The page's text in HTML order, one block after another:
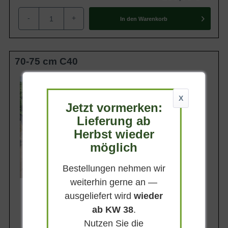
- + In den Warenkorb
70-75 cm C40
Immergrün
Dunkelgrün
Standort
Sonnig - schattig
Lieferbar
X
Jetzt vormerken:
Lieferung ab
Herbst wieder
möglich
Bestellungen nehmen wir
weiterhin gerne an —
ausgeliefert wirdwieder
ab KW 38.
Nutzen Sie die